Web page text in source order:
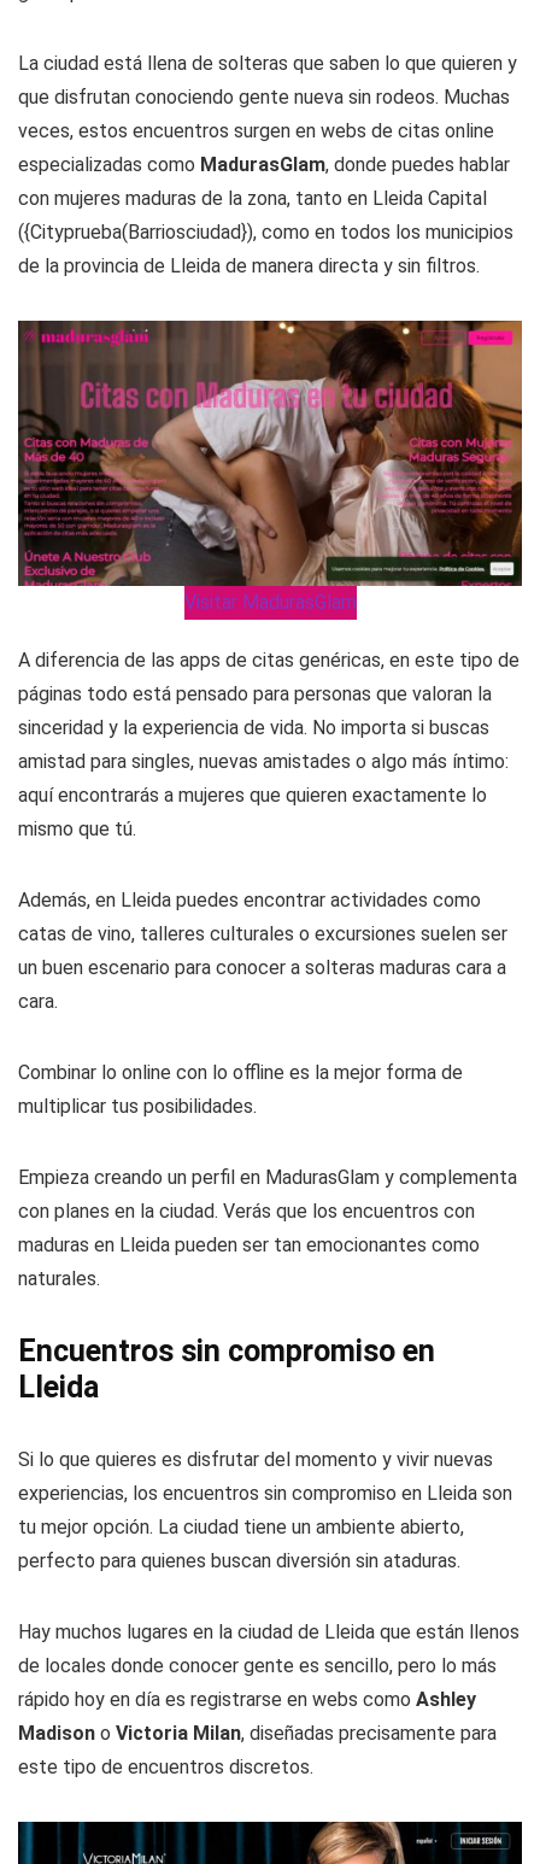
La ciudad está llena de solteras que saben lo que quieren y
que disfrutan conociendo gente nueva sin rodeos. Muchas
veces, estos encuentros surgen en webs de citas online
especializadas como MadurasGlam, donde puedes hablar
con mujeres maduras de la zona, tanto en Lleida Capital
({Cityprueba(Barriosciudad}), como en todos los municipios
de la provincia de Lleida de manera directa y sin filtros.
Visitar MadurasGlam
A diferencia de las apps de citas genéricas, en este tipo de
páginas todo está pensado para personas que valoran la
sinceridad y la experiencia de vida. No importa si buscas
amistad para singles, nuevas amistades o algo más íntimo:
aquí encontrarás a mujeres que quieren exactamente lo
mismo que tú.
Además, en Lleida puedes encontrar actividades como
catas de vino, talleres culturales o excursiones suelen ser
un buen escenario para conocer a solteras maduras cara a
cara.
Combinar lo online con lo offline es la mejor forma de
multiplicar tus posibilidades.
Empieza creando un perfil en MadurasGlam y complementa
con planes en la ciudad. Verás que los encuentros con
maduras en Lleida pueden ser tan emocionantes como
naturales.
Encuentros sin compromiso en
Lleida
Si lo que quieres es disfrutar del momento y vivir nuevas
experiencias, los encuentros sin compromiso en Lleida son
tu mejor opción. La ciudad tiene un ambiente abierto,
perfecto para quienes buscan diversión sin ataduras.
Hay muchos lugares en la ciudad de Lleida que están llenos
de locales donde conocer gente es sencillo, pero lo más
rápido hoy en día es registrarse en webs como Ashley
Madison o Victoria Milan, diseñadas precisamente para
este tipo de encuentros discretos.